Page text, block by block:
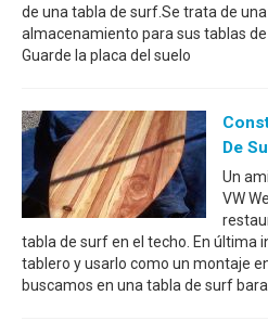
de una tabla de surf.Se trata de
almacenamiento para sus tablas de
Guarde la placa del suelo
De
Un
VW
tabla de surf en el techo. En última
tablero y usarlo como un montaje
buscamos en una tabla de surf